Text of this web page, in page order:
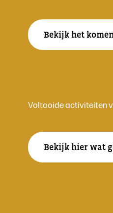
Bekijk het
Voltooide activiteiten
Bekijk hier wat